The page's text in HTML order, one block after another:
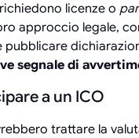
licenze o
approccio legale,
pubblicare
segnale di
a un ICO
trattare la